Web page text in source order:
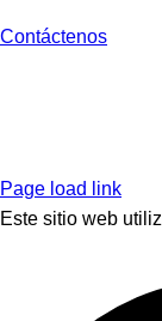
Contáctenos
Page load link
Este sitio web